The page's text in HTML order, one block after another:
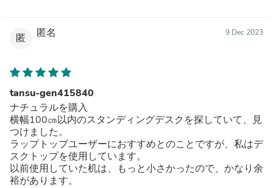
匿 匿名 9 Dec 2023
tansu-gen415840
ナチュラルを購入
横幅100㎝以内のスタンディングデスクを探していて、見
つけました。
ラップトップユーザーにおすすめとのことですが、私はデ
スクトップを使用しています。
以前使用していた机は、もっと小さかったので、かなり余
裕があります。